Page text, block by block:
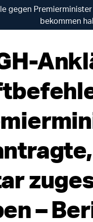
gegen
bekommen
–